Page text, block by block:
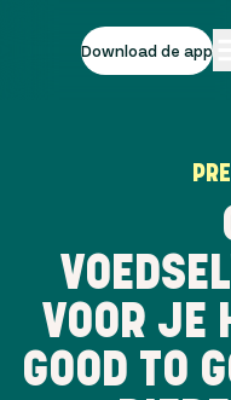
Download de app
VOOR JE
GOOD TO